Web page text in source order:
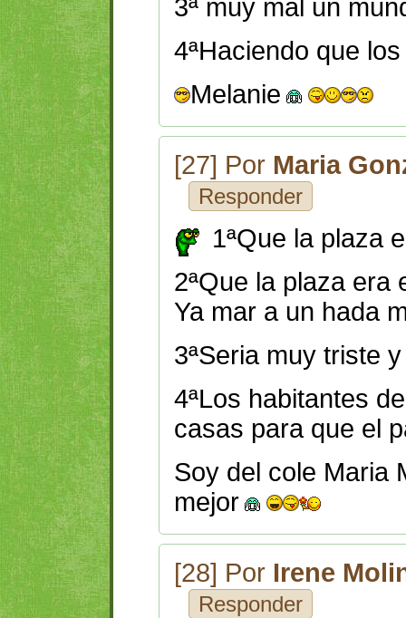
3ª muy mal un
4ªHaciendo que
Melanie
[27] Por Maria
Responder
1ªQue la plaza
2ªQue la plaza era
Ya mar a un hada
3ªSeria muy triste
4ªLos habitantes
casas para que el
Soy del cole Maria
mejor
[28] Por Irene
Responder